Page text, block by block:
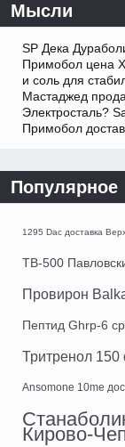
Мысли
SP Дека
Примобол цена
и соль для
Мастаджед
Электросталь?
Примобол
Популярное
1295 Dac доставка
TB-500
Провирон
Пептид Ghrp-6
Тритренол
Ansomone 10me
Кирово-